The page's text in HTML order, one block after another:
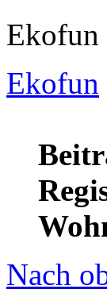
Ekofun
Ekofun
Nach